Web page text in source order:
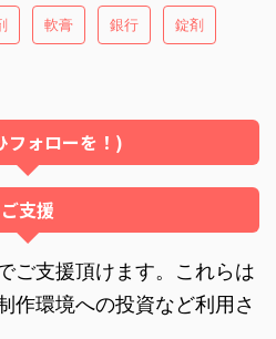
軟膏 銀行 錠剤
フォローを！)
ご支援
ご支援頂けます。これらは
作環境への投資など利用さ